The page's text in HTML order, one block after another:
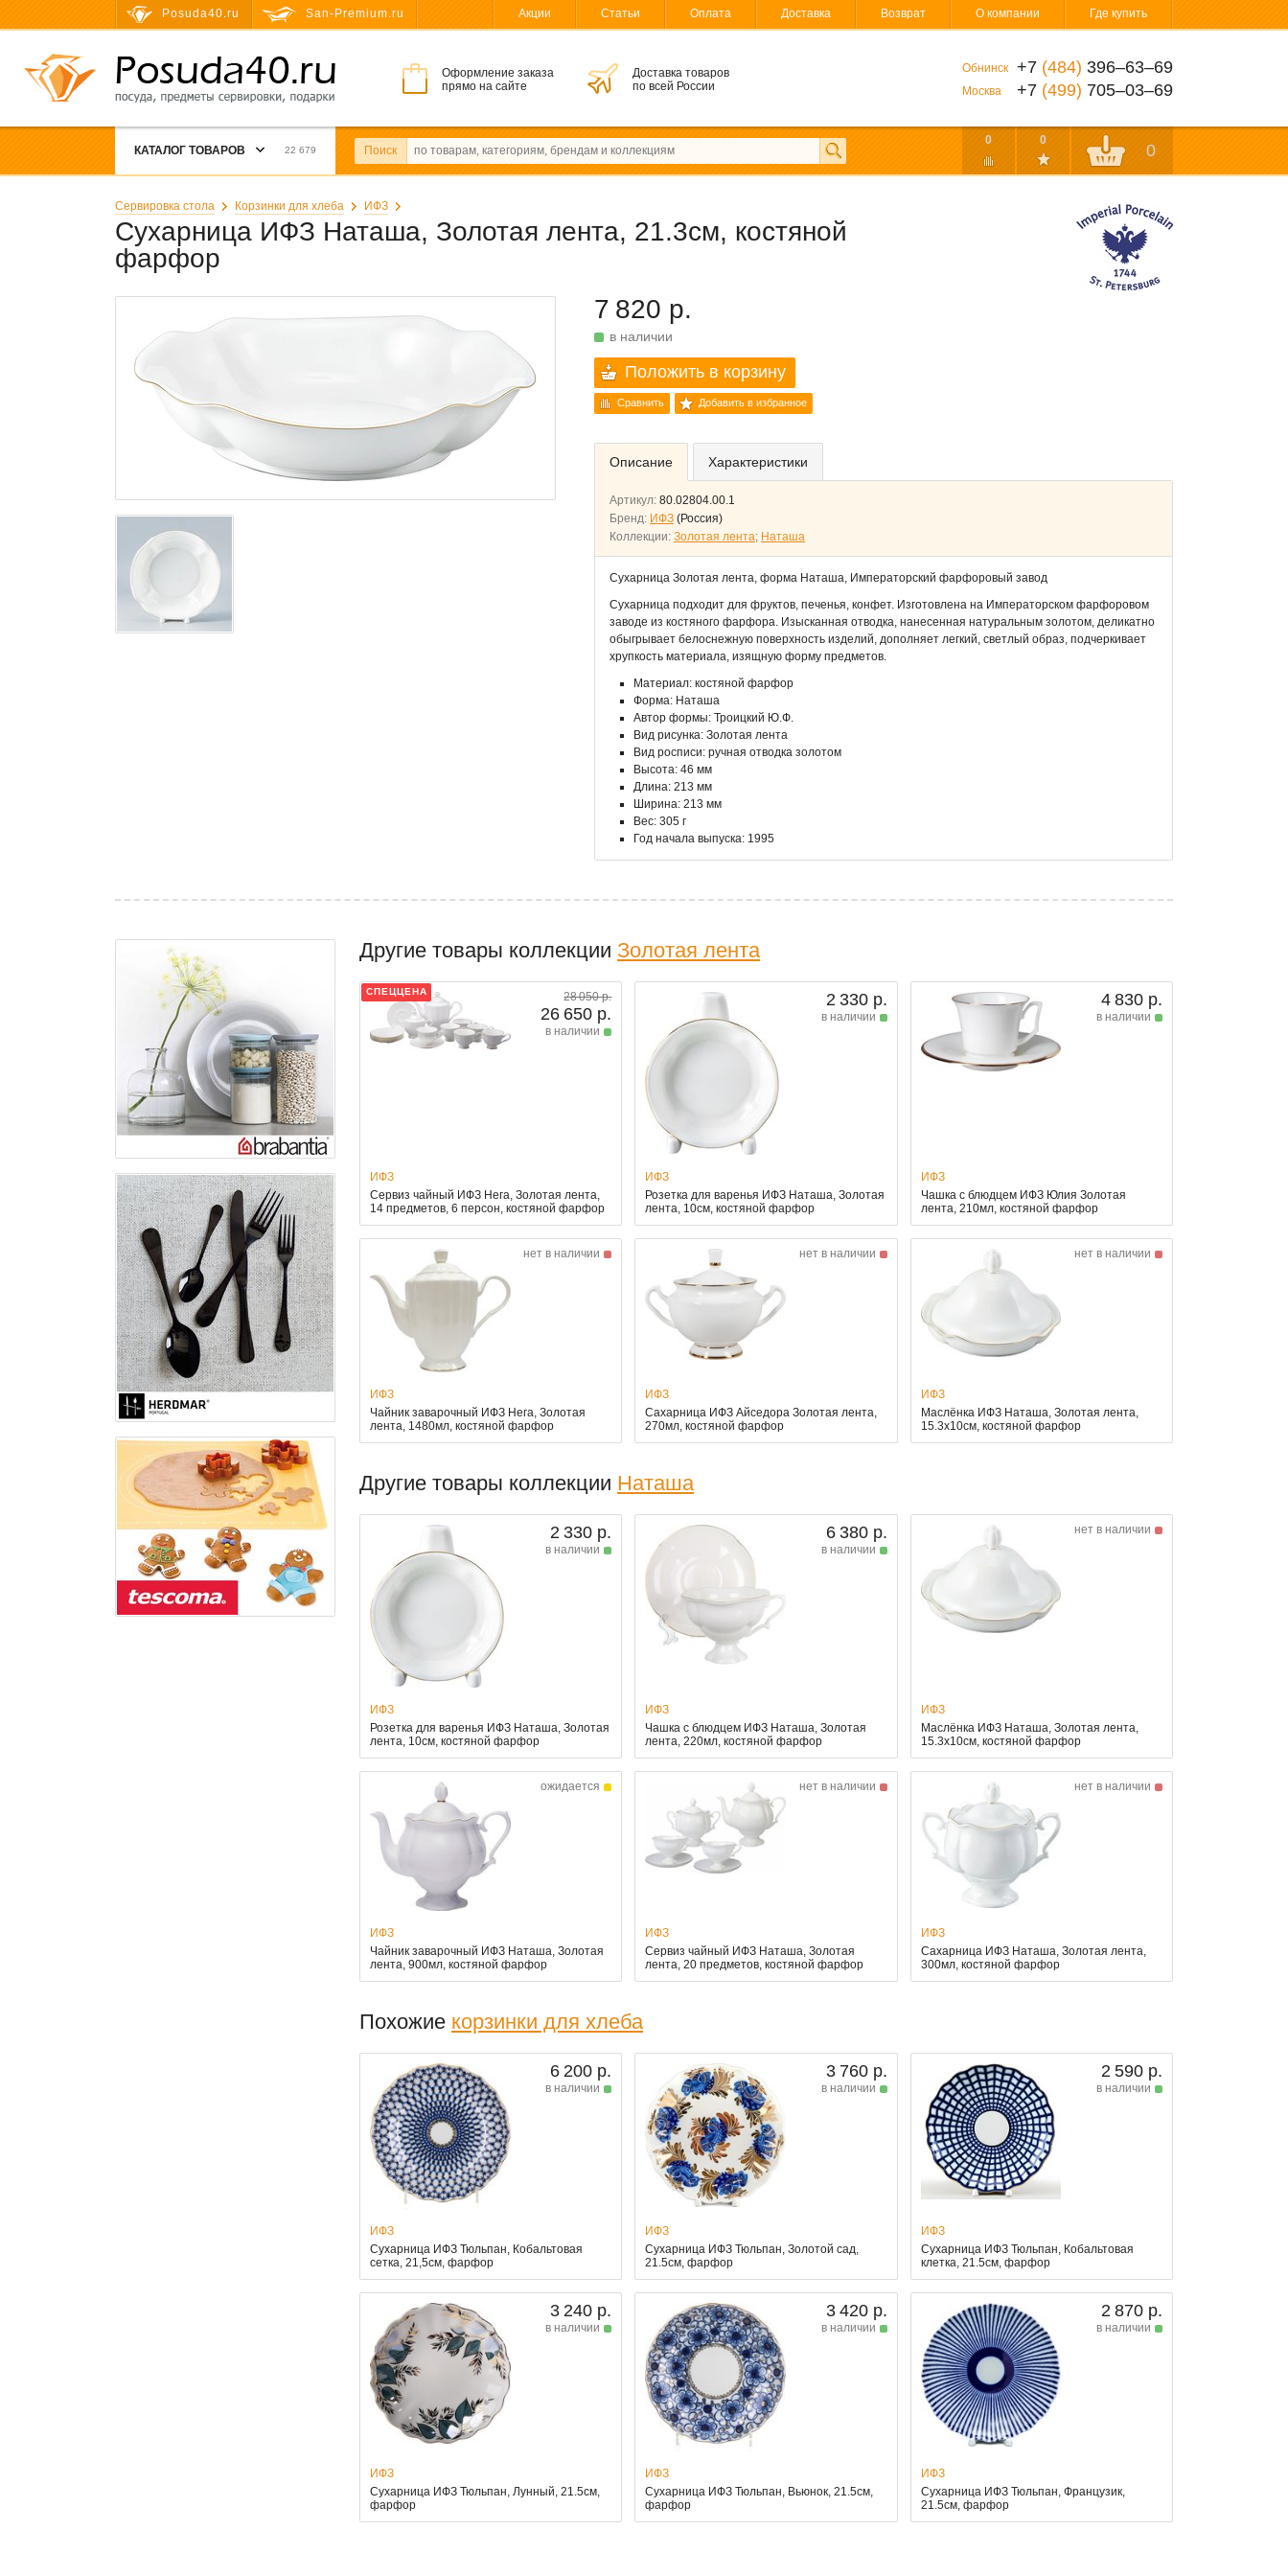
Posuda40.ru San-Premium.ru Акции Статьи Оплата Доставка Возврат О компании Где купить
Оформление заказа
прямо на сайте
Доставка товаров
по всей России
Обнинск +7 (484) 396‒63‒69
Москва +7 (499) 705‒03‒69
КАТАЛОГ ТОВАРОВ 22 679 Поиск
0 0
0
Сервировка стола Корзинки для хлеба ИФЗ
Сухарница ИФЗ Наташа, Золотая лента, 21.3см, костяной
фарфор
7 820 р.
в наличии
Положить в корзину
Сравнить Добавить в избранное
Описание Характеристики
Артикул: 80.02804.00.1
Бренд: ИФЗ (Россия)
Коллекции: Золотая лента; Наташа
Сухарница Золотая лента, форма Наташа, Императорский фарфоровый завод
Сухарница подходит для фруктов, печенья, конфет. Изготовлена на Императорском фарфоровом
заводе из костяного фарфора. Изысканная отводка, нанесенная натуральным золотом, деликатно
обыгрывает белоснежную поверхность изделий, дополняет легкий, светлый образ, подчеркивает
хрупкость материала, изящную форму предметов.
Материал: костяной фарфор
Форма: Наташа
Автор формы: Троицкий Ю.Ф.
Вид рисунка: Золотая лента
Вид росписи: ручная отводка золотом
Высота: 46 мм
Длина: 213 мм
Ширина: 213 мм
Вес: 305 г
Год начала выпуска: 1995
Другие товары коллекции Золотая лента
СПЕЦЦЕНА 28 050 р.
26 650 р.
в наличии
ИФЗ
Сервиз чайный ИФЗ Нега, Золотая лента,
14 предметов, 6 персон, костяной фарфор
2 330 р.
в наличии
ИФЗ
Розетка для варенья ИФЗ Наташа, Золотая
лента, 10см, костяной фарфор
4 830 р.
в наличии
ИФЗ
Чашка с блюдцем ИФЗ Юлия Золотая
лента, 210мл, костяной фарфор
нет в наличии
ИФЗ
Чайник заварочный ИФЗ Нега, Золотая
лента, 1480мл, костяной фарфор
нет в наличии
ИФЗ
Сахарница ИФЗ Айседора Золотая лента,
270мл, костяной фарфор
нет в наличии
ИФЗ
Маслёнка ИФЗ Наташа, Золотая лента,
15.3x10см, костяной фарфор
Другие товары коллекции Наташа
2 330 р.
в наличии
ИФЗ
Розетка для варенья ИФЗ Наташа, Золотая
лента, 10см, костяной фарфор
6 380 р.
в наличии
ИФЗ
Чашка с блюдцем ИФЗ Наташа, Золотая
лента, 220мл, костяной фарфор
нет в наличии
ИФЗ
Маслёнка ИФЗ Наташа, Золотая лента,
15.3x10см, костяной фарфор
ожидается
ИФЗ
Чайник заварочный ИФЗ Наташа, Золотая
лента, 900мл, костяной фарфор
нет в наличии
ИФЗ
Сервиз чайный ИФЗ Наташа, Золотая
лента, 20 предметов, костяной фарфор
нет в наличии
ИФЗ
Сахарница ИФЗ Наташа, Золотая лента,
300мл, костяной фарфор
Похожие корзинки для хлеба
6 200 р.
в наличии
ИФЗ
Сухарница ИФЗ Тюльпан, Кобальтовая
сетка, 21,5см, фарфор
3 760 р.
в наличии
ИФЗ
Сухарница ИФЗ Тюльпан, Золотой сад,
21.5см, фарфор
2 590 р.
в наличии
ИФЗ
Сухарница ИФЗ Тюльпан, Кобальтовая
клетка, 21.5см, фарфор
3 240 р.
в наличии
ИФЗ
Сухарница ИФЗ Тюльпан, Лунный, 21.5см,
фарфор
3 420 р.
в наличии
ИФЗ
Сухарница ИФЗ Тюльпан, Вьюнок, 21.5см,
фарфор
2 870 р.
в наличии
ИФЗ
Сухарница ИФЗ Тюльпан, Французик,
21.5см, фарфор